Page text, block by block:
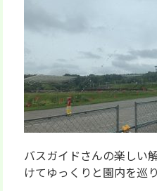
バスガイドさんの楽しい
けてゆっくりと園内を巡り